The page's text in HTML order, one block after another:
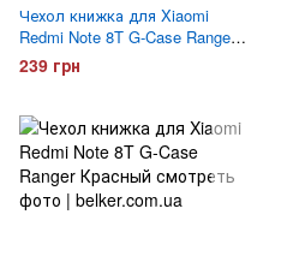
Чехол книжка для Xiaomi
Redmi Note 8T G-Case Ranger
Золотой
239 грн